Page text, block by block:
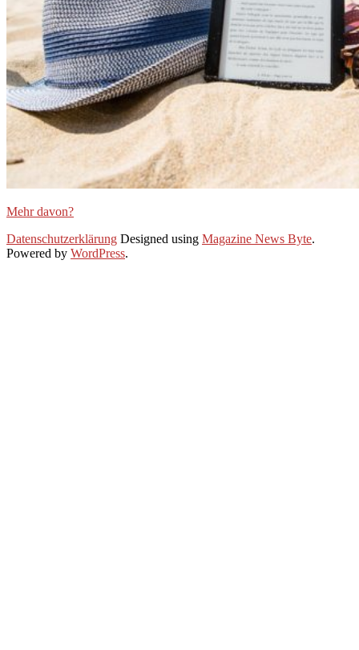
Mehr davon?
2022-
09-
Datenschutzerklärung Designed using Magazine News Byte.
Powered by WordPress.